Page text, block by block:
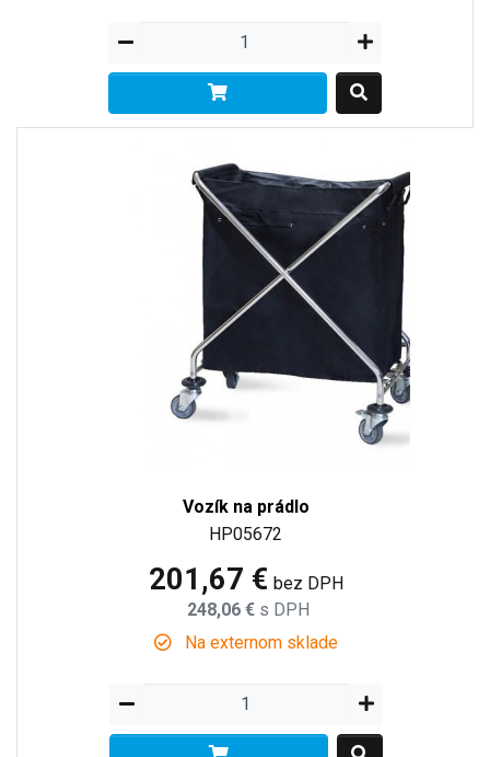
Vozík na prádlo
HP05672
201,67 € bez DPH
248,06 € s DPH
Na externom sklade